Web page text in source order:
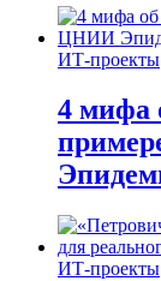
ИТ-проекты
4 мифа
ИТ-проекты